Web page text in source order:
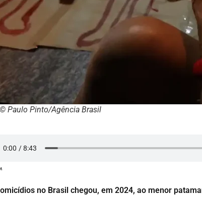
Paulo Pinto/Agência Brasil
no Brasil chegou, em 2024, ao menor